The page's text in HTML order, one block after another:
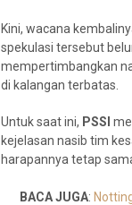
Kini, wacana
spekulasi tersebut
mempertimbangkan
di kalangan terbatas.
Untuk saat ini, PSSI
kejelasan nasib tim
harapannya tetap
BACA JUGA: